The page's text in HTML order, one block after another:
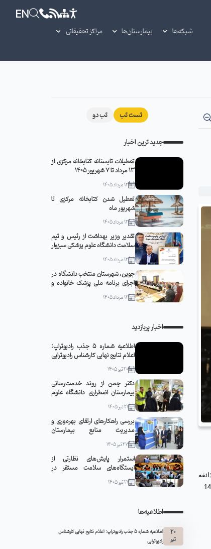
EN
شبکه‌ها بیمارستان‌ها مراکز تحقیقاتی
تست تب تب دو
جدید ترین اخبار
تعطیلات تابستانه کتابخانه مرکزی از
13 مرداد تا 7 شهریور 1405
12 مرداد 1405
تعطیل شدن کتابخانه مرکزی تا
شهریور ماه
12 مرداد 1405
تقدیر وزیر بهداشت از رئیس و تیم
سلامت دانشگاه علوم پزشکی سبزوار
12 مرداد 1405
جوین، شهرستان منتخب دانشگاه در
اجرای برنامه ملی پزشک خانواده و
نظام ارجاع
12 مرداد 1405
اخبار پربازدید
اطلاعیه شماره 5 جذب رادیوتراپ:
اعلام نتایج نهایی کارشناس رادیوتراپی
20 تیر 1405
دکتر چمن از روند خدمت‌رسانی
بیمارستان اضطراری دانشگاه علوم
پزشکی سبزوار در مشهد مقدس
بازدید کرد
21 تیر 1405
بررسی راهکارهای ارتقای بهره‌وری و
مدیریت منابع بیمارستان
قمربنی‌هاشم(ع) جوین با حضور
رئیس دانشگاه
27 تیر 1405
استمرار پایش‌های نظارتی از
ایستگاه‌های سلامت مستقر در
مواکب سبزوار
21 تیر 1405
اطلاعیه‌ها
20
تیر
اطلاعیه شماره 5 جذب رادیوتراپ: اعلام نتایج نهایی کارشناس
رادیوتراپی